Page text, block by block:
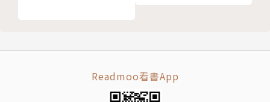
累積人生經驗成熟圓融時 祝壽
原來有這種喝法⁈ 日本的酒類
Readmoo看書App